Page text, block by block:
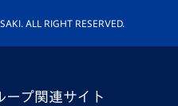
ALL RIGHT RESERVED.
ープ関連サイト